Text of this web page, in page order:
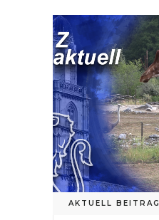
AKTUELL BEITRAG